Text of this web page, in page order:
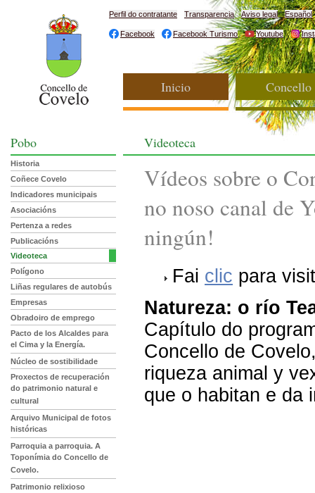
Perfil do contratante Transparencia Aviso legal Español
Facebook Facebook Turismo Youtube
Inicio Concello
Pobo
Historia
Coñece Covelo
Indicadores municipais
Asociacións
Pertenza a redes
Publicacións
Videoteca
Polígono
Liñas regulares de autobús
Empresas
Obradoiro de emprego
Pacto de los Alcaldes para
el Cima y la Energía.
Núcleo de sostibilidade
Proxectos de recuperación
do patrimonio natural e
cultural
Arquivo Municipal de fotos
históricas
Parroquia a parroquia. A
Toponímia do Concello de
Covelo.
Patrimonio relixioso
Videoteca
Vídeos sobre o
no noso canal de
ningún!
Fai clic para
Natureza: o río
Capítulo do
Concello de
riqueza animal y
que o habitan e da